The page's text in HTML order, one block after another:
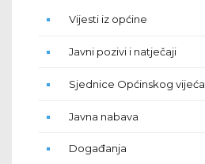
Vijesti iz općine
Javni pozivi i natječaji
Sjednice Općinskog vijeća
Javna nabava
Događanja